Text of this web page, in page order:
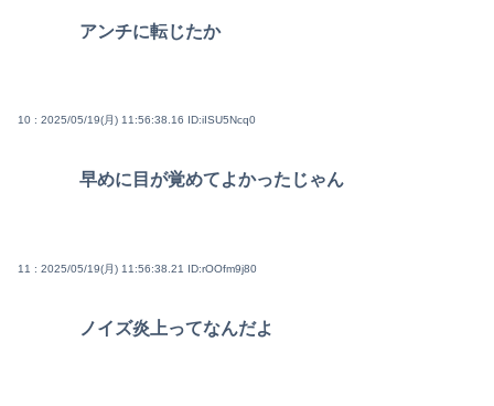
アンチに転じたか
10 : 2025/05/19(月) 11:56:38.16 ID:iISU5Ncq0
早めに目が覚めてよかったじゃん
11 : 2025/05/19(月) 11:56:38.21 ID:rOOfm9j80
ノイズ炎上ってなんだよ